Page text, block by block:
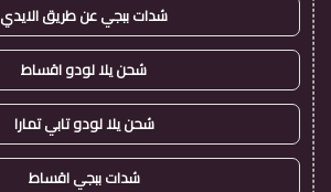
شدات ببجي عن طريق الايدي
شحن يلا لودو اقساط
شحن يلا لودو تابي تمارا
شدات ببجي اقساط